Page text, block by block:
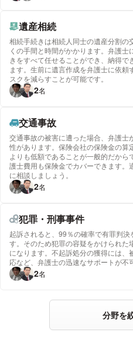
遺産相続
相続手続きは相続人同士の遺産分割の
くの手間と時間がかかります。弁護
きをすべて任せることができ、納得で
ます。生前に遺言作成を弁護士に依頼
スクを減らすことが可能です。
2名
交通事故
交通事故の被害に遭った場合、弁護
性があります。保険会社の保険金の
よりも低額であることが一般的だか
護士費用も保険金でカバーできます
に相談しましょう。
2名
犯罪・刑事事件
起訴されると、99％の確率で有罪判
す。そのため犯罪の容疑をかけられ
になります。不起訴処分の獲得には
応など、弁護士の迅速なサポートが不
2名
分野を